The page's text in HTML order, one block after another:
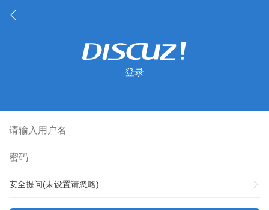
登录
安全提问(未设置请忽略)